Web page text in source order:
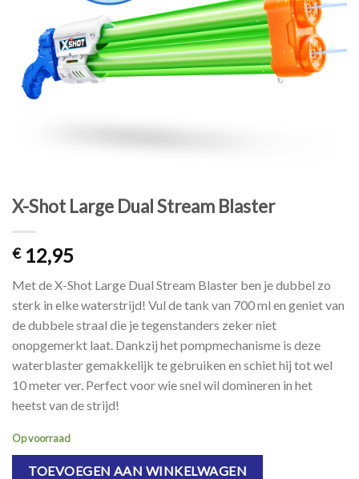
X-Shot Large Dual Stream Blaster
€12,95
Met de X-Shot Large Dual Stream Blaster ben je dubbel zo
sterk in elke waterstrijd! Vul de tank van 700 ml en geniet van
de dubbele straal die je tegenstanders zeker niet
onopgemerkt laat. Dankzij het pompmechanisme is deze
waterblaster gemakkelijk te gebruiken en schiet hij tot wel
10 meter ver. Perfect voor wie snel wil domineren in het
heetst van de strijd!
Op voorraad
TOEVOEGEN AAN WINKELWAGEN